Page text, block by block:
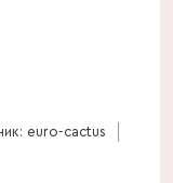
euro-cactus